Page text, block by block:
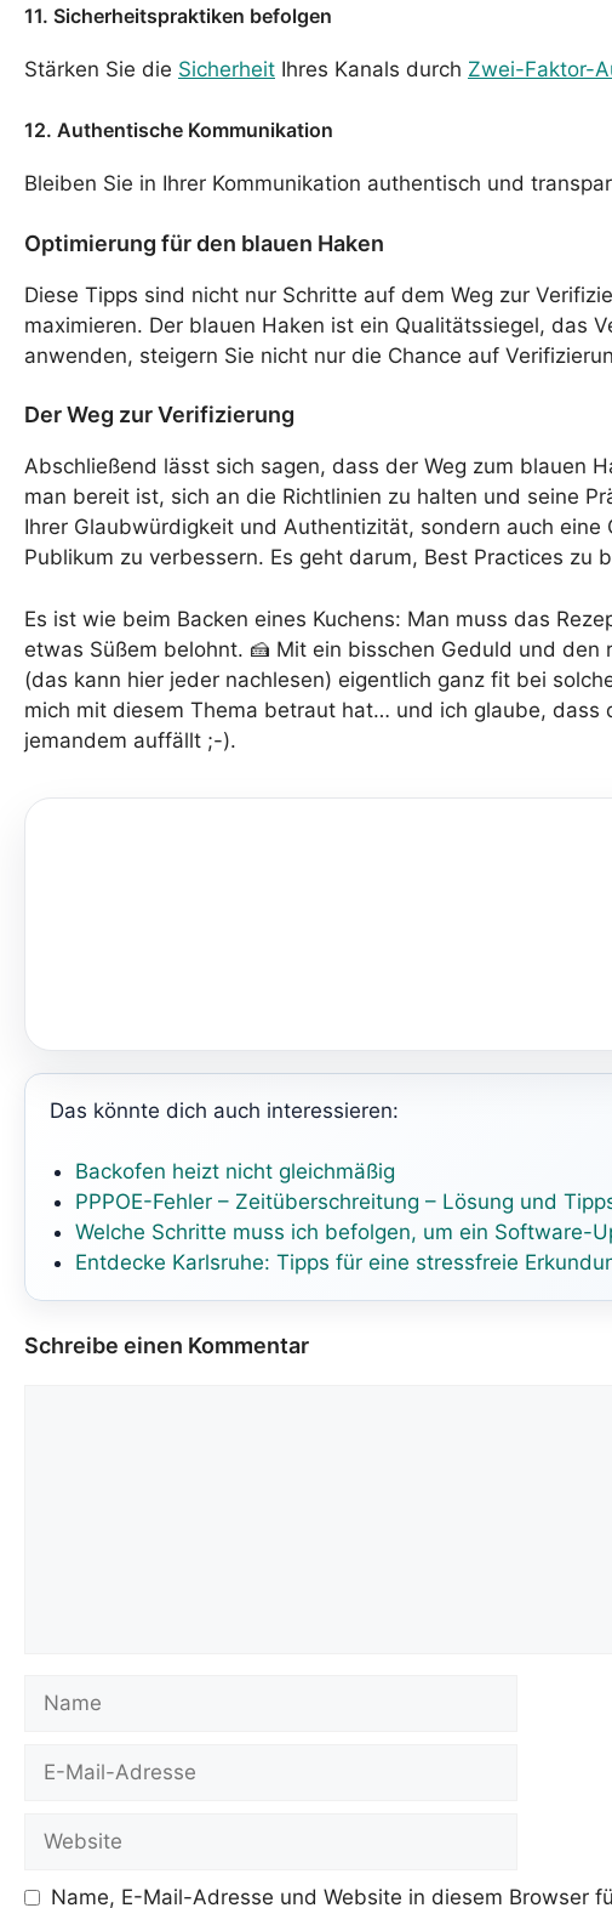
11. Sicherheitspraktiken befolgen
Stärken Sie die Sicherheit Ihres Kanals durch Zwei-Faktor-
12. Authentische Kommunikation
Bleiben Sie in Ihrer Kommunikation authentisch und
Optimierung für den blauen Haken
Diese Tipps sind nicht nur Schritte auf dem Weg zur
maximieren. Der blauen Haken ist ein Qualitätssiegel, das
anwenden, steigern Sie nicht nur die Chance auf
Der Weg zur Verifizierung
Abschließend lässt sich sagen, dass der Weg zum blauen
man bereit ist, sich an die Richtlinien zu halten und seine
Ihrer Glaubwürdigkeit und Authentizität, sondern auch
Publikum zu verbessern. Es geht darum, Best Practices
Es ist wie beim Backen eines Kuchens: Man muss das
etwas Süßem belohnt. 🍰 Mit ein bisschen Geduld und
(das kann hier jeder nachlesen) eigentlich ganz fit bei
mich mit diesem Thema betraut hat… und ich glaube, dass
jemandem auffällt ;-).
Das könnte dich auch interessieren:
Backofen heizt nicht gleichmäßig
PPPOE-Fehler – Zeitüberschreitung – Lösung und
Welche Schritte muss ich befolgen, um ein Software-
Entdecke Karlsruhe: Tipps für eine stressfreie
Schreibe einen Kommentar
Mail-
Name, E-Mail-Adresse und Website in diesem Browser